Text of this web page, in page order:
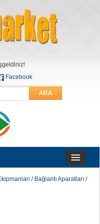
Facebook
ARA
/ Bağlantı Aparatları /